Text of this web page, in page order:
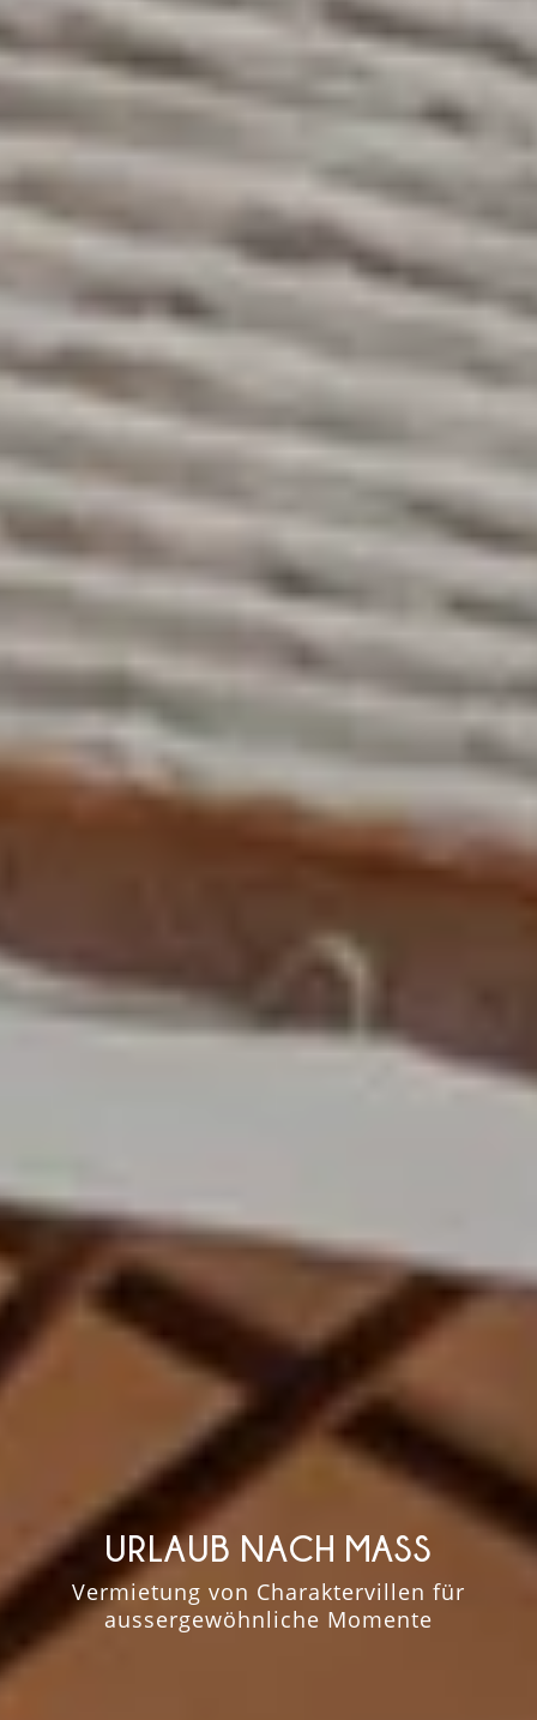
URLAUB NACH MASS
Vermietung von Charaktervillen für
aussergewöhnliche Momente